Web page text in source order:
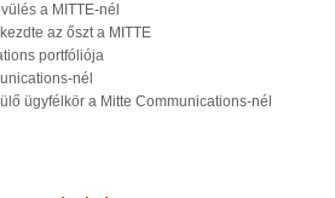
a MITTE-nél
az őszt a MITTE
portfóliója
nél
ügyfélkör a Mitte Communications-nél